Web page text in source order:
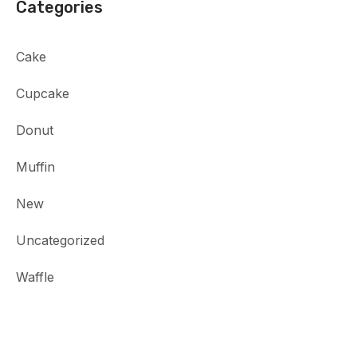
Categories
Cake
Cupcake
Donut
Muffin
New
Uncategorized
Waffle